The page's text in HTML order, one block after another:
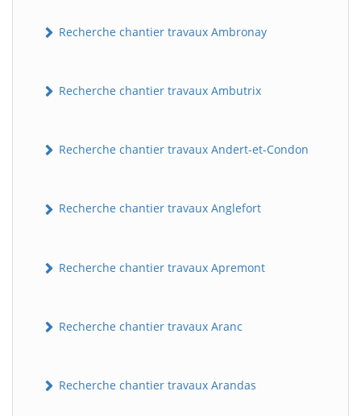
Recherche chantier travaux Ambronay
Recherche chantier travaux Ambutrix
Recherche chantier travaux Andert-et-Condon
Recherche chantier travaux Anglefort
Recherche chantier travaux Apremont
Recherche chantier travaux Aranc
Recherche chantier travaux Arandas